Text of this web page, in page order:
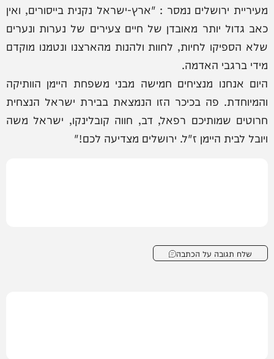
מעיריית ירושלים נמסר : "ארץ-ישראל נקנית בייסורים, ואין
כאב גדול יותר מאובדן של חיים צעירים של נערות ונערים
שלא הספיקו לחיות, לחוות ולהנות מהארצנו ונטמנו מוקדם
מידי ברגבי האדמה.
היום אנחנו מנציחים חמישה מבני משפחת היימן הוותיקה
והמיוחדת. פה בכיכר הזו הנמצאת בבירת ישראל הנצחית
חרוטים שמותיכם רפאל, דב, חווה קובלינקו, ישראל משה
ויובל לבית היימן ז"ל. ירושלים מצדיעה לכם!"
שלח תגובה על הכתבה